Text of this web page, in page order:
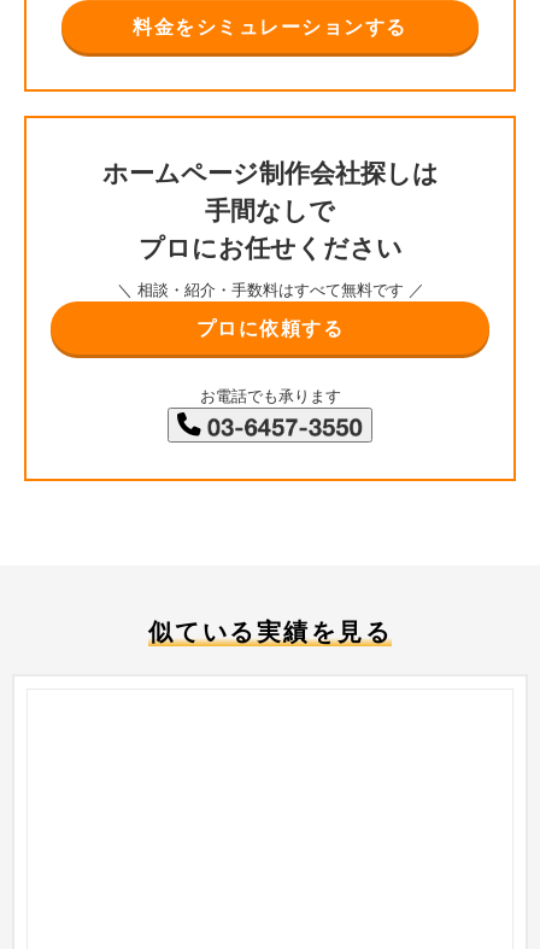
料金をシミュレーションする
ホームページ制作会社探しは
手間なしで
プロにお任せください
＼ 相談・紹介・手数料はすべて無料です ／
プロに依頼する
お電話でも承ります
似ている実績を見る